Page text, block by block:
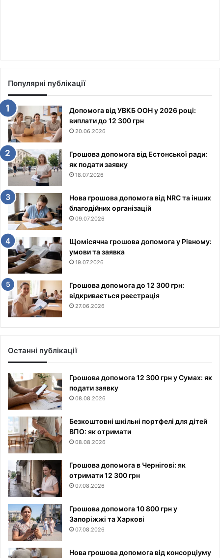
Популярні публікації
Допомога від УВКБ ООН у 2026 році:
виплати до 12 300 грн
20.06.2026
Грошова допомога від Естонської ради:
як подати заявку
18.07.2026
Нова грошова допомога від NRC та інших
благодійних організацій
09.07.2026
Щомісячна грошова допомога у Рівному:
умови та заявка
19.07.2026
Грошова допомога до 12 300 грн:
відкривається реєстрація
27.06.2026
Останні публікації
Грошова допомога 12 300 грн у Сумах: як
подати заявку
08.08.2026
Безкоштовні шкільні портфелі для дітей
ВПО: як отримати
08.08.2026
Грошова допомога в Чернігові: як
отримати 12 300 грн
07.08.2026
Грошова допомога 10 800 грн у
Запоріжжі та Харкові
07.08.2026
Нова грошова допомога від консорціуму